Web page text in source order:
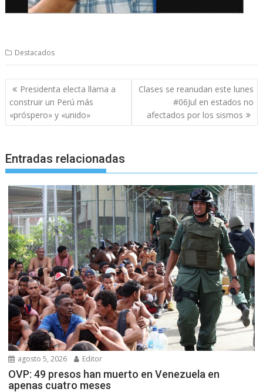
Destacados
Navegación
de
entradas
Presidenta electa llama a
construir un Perú más
«próspero» y «unido»
Clases se reanudan este lunes
#06Jul en estados no
afectados por los sismos
Entradas relacionadas
agosto 5, 2026 Editor
OVP: 49 presos han muerto en Venezuela en
apenas cuatro meses